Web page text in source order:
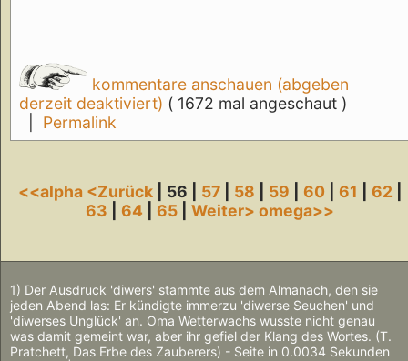
kommentare anschauen (abgeben
derzeit deaktiviert) ( 1672 mal angeschaut )
Permalink
<<alpha <Zurück | 56 | 57| 58 59 60| 61 62
63
64 65 |Weiter>omega>>
1) Der Ausdruck 'diwers' stammte aus dem Almanach, den sie
jeden Abend las: Er kündigte immerzu 'diwerse Seuchen' und
'diwerses Unglück' an. Oma Wetterwachs wusste nicht genau
was damit gemeint war, aber ihr gefiel der Klang des Wortes. (T.
Pratchett, Das Erbe des Zauberers) - Seite in 0.0034 Sekunden